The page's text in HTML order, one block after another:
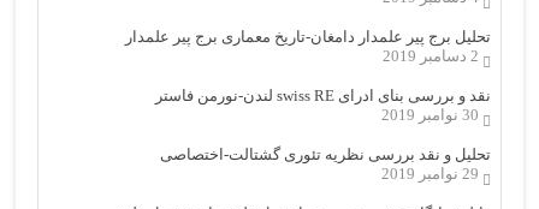
تحلیل برج پیر علمدار دامغان-تاریخ معماری برج پیر علمدار
2 دسامبر 2019
نقد و بررسی بنای ادرای swiss RE لندن-نورمن فاستر
30 نوامبر 2019
تحلیل و نقد بررسی نظریه تئوری گشتالت-اختصاصی
29 نوامبر 2019